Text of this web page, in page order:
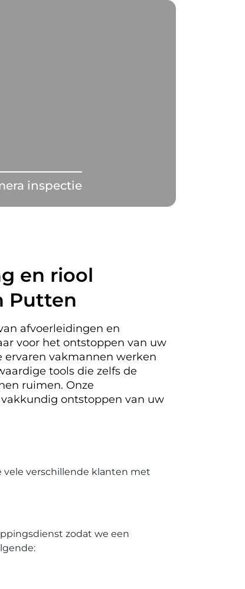
inspectie
en riool
Putten
afvoerleidingen en
voor het ontstoppen van uw
vakmannen werken
tools die zelfs de
ruimen. Onze
ontstoppen van uw
vele verschillende klanten met
zodat we een